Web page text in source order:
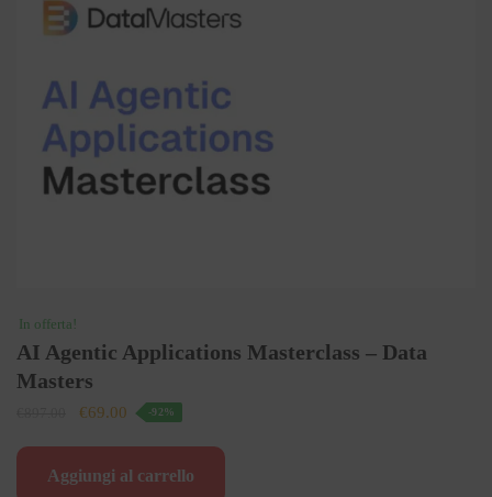
In offerta!
AI Agentic Applications Masterclass – Data
Masters
Il
era:
€69.00
è:
-92%
Aggiungi al carrello